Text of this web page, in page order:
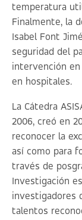
temperatura
Finalmente, la
Isabel Font
seguridad del
intervención en
en hospitales.
La Cátedra
2006, creó en
reconocer la
así como para
través de
Investigación
investigadores
talentos